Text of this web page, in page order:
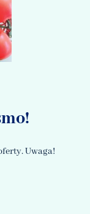
Uwaga!